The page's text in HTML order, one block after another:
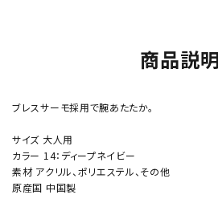
商品説明
ブレスサーモ採用で腕あたたか。
サイズ 大人用
カラー 14：ディープネイビー
素材 アクリル、ポリエステル、その他
原産国 中国製